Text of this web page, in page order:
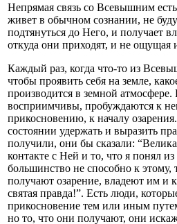
Непрямая связь со Всевышним есть
живет в обычном сознании, не
подтянуться до Него, и получает
откуда они приходят, и не ощущая
Каждый раз, когда что-то из
чтобы проявить себя на земле,
производится в земной
восприимчивы, пробуж­даются к
прикосновению, к началу
состоянии удержать и выразить
получили, они бы сказали:
контакте с Ней и то, что я понял
большинство не способно к
получают озарение, владеют им и
святая правда!”. Есть люди,
прикосновение тем или иным
но то, что они получают, они